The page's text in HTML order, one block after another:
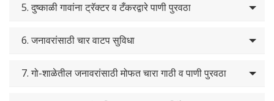
5. दुष्काळी गावांना ट्रॅक्टर व टँकरद्वारे पाणी पुरवठा
6. जनावरांसाठी चार वाटप सुविधा
7. गो-शाळेतील जनावरांसाठी मोफत चारा गाठी व पाणी पुरवठा